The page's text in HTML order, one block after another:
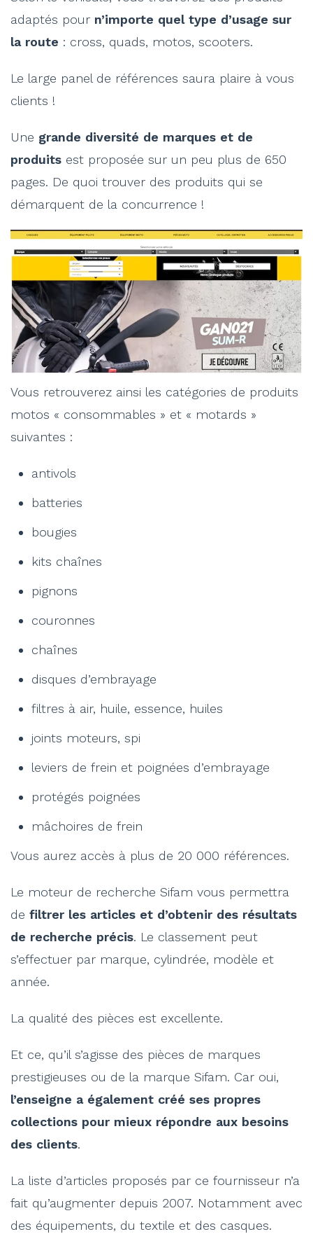
adaptés pour n’importe quel type d’usage sur
la route : cross, quads, motos, scooters.
Le large panel de références saura plaire à vous
clients !
Une grande diversité de marques et de
produits est proposée sur un peu plus de 650
pages. De quoi trouver des produits qui se
démarquent de la concurrence !
Vous retrouverez ainsi les catégories de produits
motos « consommables » et « motards »
suivantes :
antivols
batteries
bougies
kits chaînes
pignons
couronnes
chaînes
disques d’embrayage
filtres à air, huile, essence, huiles
joints moteurs, spi
leviers de frein et poignées d’embrayage
protégés poignées
mâchoires de frein
Vous aurez accès à plus de 20 000 références.
Le moteur de recherche Sifam vous permettra
de filtrer les articles et d’obtenir des résultats
de recherche précis. Le classement peut
s’effectuer par marque, cylindrée, modèle et
année.
La qualité des pièces est excellente.
Et ce, qu’il s’agisse des pièces de marques
prestigieuses ou de la marque Sifam. Car oui,
l’enseigne a également créé ses propres
collections pour mieux répondre aux besoins
des clients.
La liste d’articles proposés par ce fournisseur n’a
fait qu’augmenter depuis 2007. Notamment avec
des équipements, du textile et des casques.